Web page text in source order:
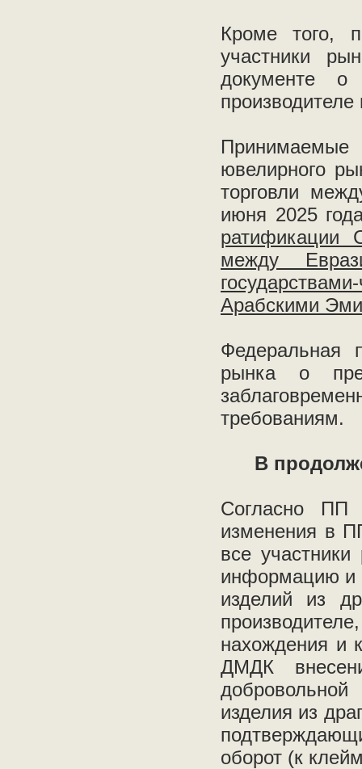
Кроме того,
участники
документе
Принимаемые
ювелирного
торговли
июня 2025
ратификации
между
Арабскими
Федеральная
рынка о
требованиям.
В
Согласно ПП
изменения в
все
информацию и
изделий из
нахождения и
ДМДК
изделия из
оборот (к